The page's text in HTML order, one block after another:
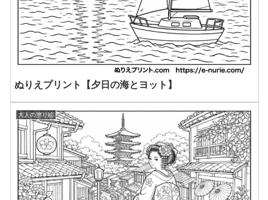
ぬりえプリント【夕日の海とヨット】
大人の塗り絵